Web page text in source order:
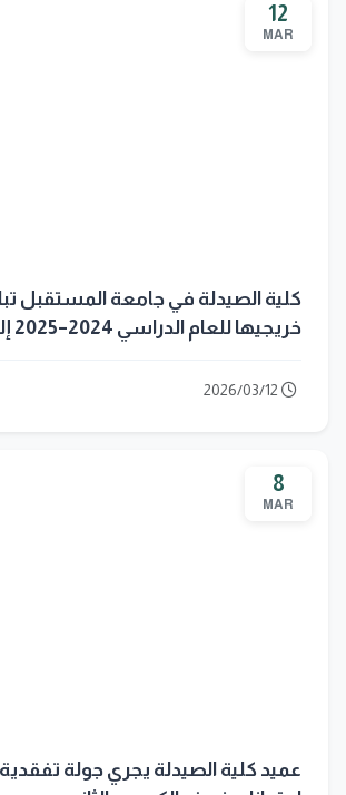
12
MAR
كلية الصيدلة في جامعة المستقبل
8
MAR
عميد كلية الصيدلة يجري جولة